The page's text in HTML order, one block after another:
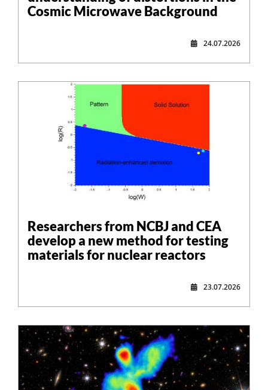
Cosmic Microwave Background
24.07.2026
Researchers from NCBJ and CEA
develop a new method for testing
materials for nuclear reactors
23.07.2026